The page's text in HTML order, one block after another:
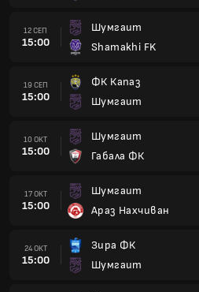
12 СЕП
15:00
Шумгаит
Shamakhi FK
19 СЕП
15:00
ФК Капаз
Шумгаит
10 ОКТ
15:00
Шумгаит
Габала ФК
17 ОКТ
15:00
Шумгаит
Араз Нахчиван
24 ОКТ
15:00
Зира ФК
Шумгаит